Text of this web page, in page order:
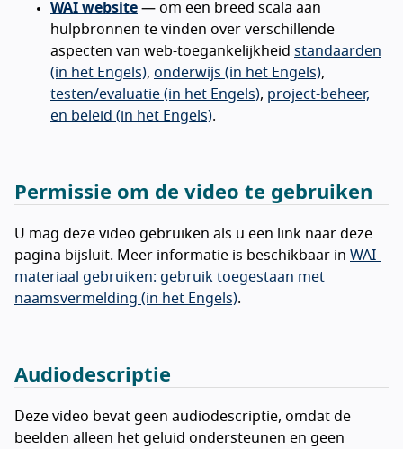
WAI website — om een breed scala aan
hulpbronnen te vinden over verschillende
aspecten van web-toegankelijkheid standaarden
(in het Engels), onderwijs (in het Engels),
testen/evaluatie (in het Engels), project-beheer,
en beleid (in het Engels).
Permissie om de video te gebruiken
U mag deze video gebruiken als u een link naar deze
pagina bijsluit. Meer informatie is beschikbaar in WAI-
materiaal gebruiken: gebruik toegestaan met
naamsvermelding (in het Engels).
Audiodescriptie
Deze video bevat geen audiodescriptie, omdat de
beelden alleen het geluid ondersteunen en geen